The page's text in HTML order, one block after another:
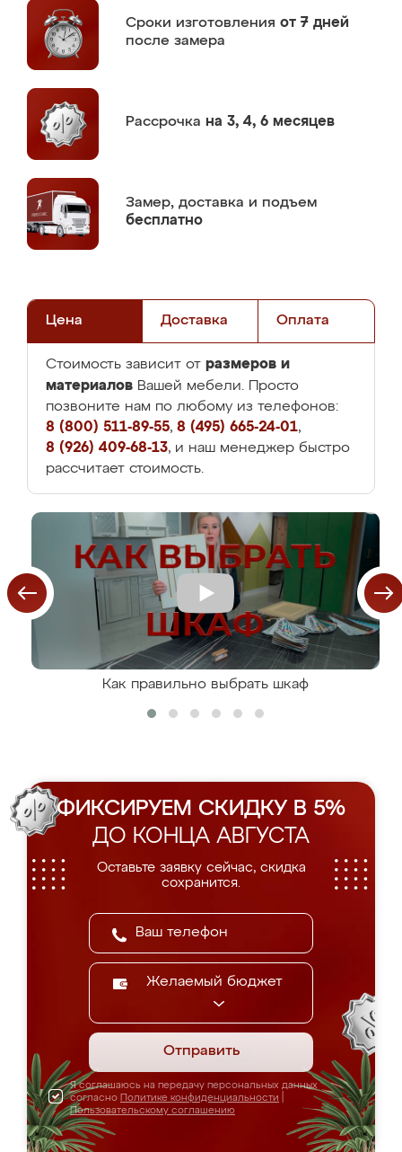
Сроки изготовления от 7 дней
после замера
Рассрочка на 3, 4, 6 месяцев
Замер, доставка и подъем
бесплатно
Цена Доставка Оплата
Стоимость зависит от размеров и
материалов Вашей мебели. Просто
позвоните нам по любому из телефонов:
8 (800) 511-89-55, 8 (495) 665-24-01,
8 (926) 409-68-13, и наш менеджер быстро
рассчитает стоимость.
Как правильно выбрать шкаф
ФИКСИРУЕМ СКИДКУ В 5%
ДО КОНЦА АВГУСТА
Оставьте заявку сейчас, скидка
сохранится.
Желаемый бюджет
Отправить
Я соглашаюсь на передачу персональных данных
согласно Политике конфиденциальности
Пользовательскому соглашению